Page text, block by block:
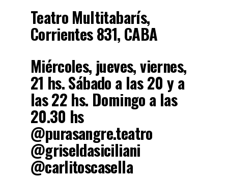
Teatro Multitabarís,
Corrientes 831, CABA
Miércoles, jueves, viernes,
21 hs. Sábado a las 20 y a
las 22 hs. Domingo a las
20.30 hs
@purasangre.teatro
@griseldasiciliani
@carlitoscasella